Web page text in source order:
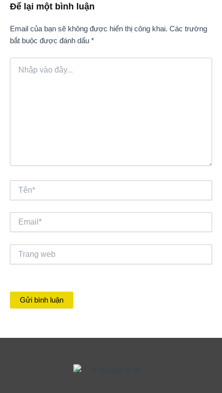
Để lại một bình luận
Email của bạn sẽ không được hiển thị công khai. Các trường
bắt buộc được đánh dấu *
vào
Email*
web